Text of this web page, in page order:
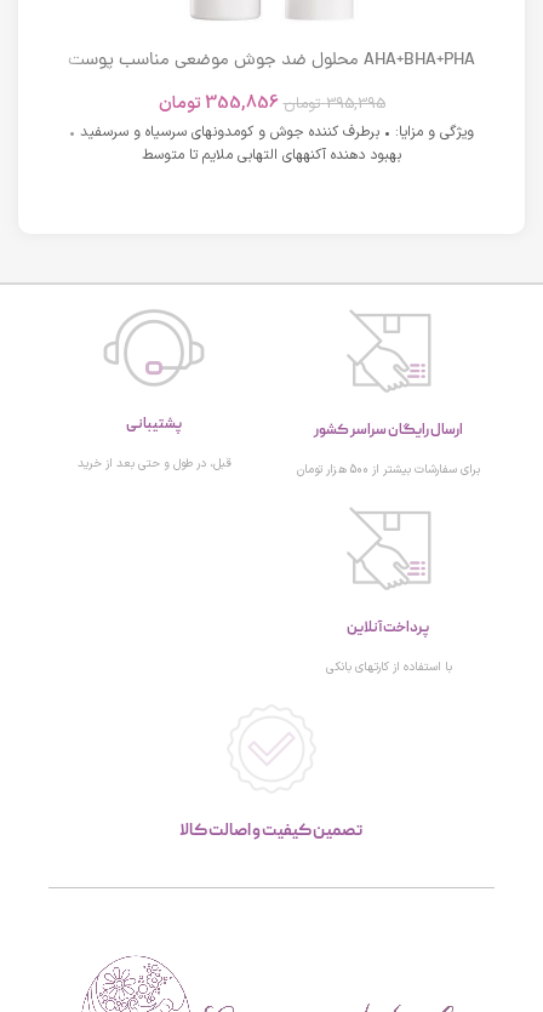
AHA+BHA+PHA محلول ضد جوش موضعی مناسب پوست
395,395 تومان 355,856 تومان
ویژگی و مزایا: • برطرف کننده جوش و کومدونهای سرسیاه و سرسفید •
بهبود دهنده آکنههای التهابی ملایم تا متوسط
ارسال رایگان سراسر کشور
برای سفارشات بیشتر از 500 هزار تومان
پشتیبانی
قبل، در طول و حتی بعد از خرید
پرداخت آنلاین
با استفاده از کارتهای بانکی
تصمین کیفیت و اصالت کالا